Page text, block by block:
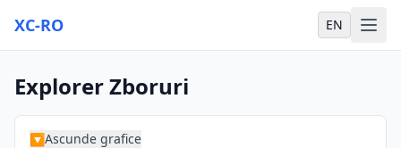
XC-RO EN
Explorer Zboruri
▶Ascunde grafice